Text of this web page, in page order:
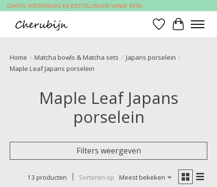
GRATIS VERZENDING BIJ BESTELLINGEN VANAF €350,-
Verlanglijst
Home / Matcha bowls & Matcha sets / Japans porselein /
Maple Leaf Japans porselein
Maple Leaf Japans
porselein
Filters weergeven
13 producten Sorteren op Meest bekeken